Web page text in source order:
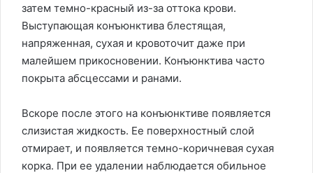
затем темно-красный из-за оттока крови.
Выступающая конъюнктива блестящая,
напряженная, сухая и кровоточит даже при
малейшем прикосновении. Конъюнктива часто
покрыта абсцессами и ранами.
Вскоре после этого на конъюнктиве появляется
слизистая жидкость. Ее поверхностный слой
отмирает, и появляется темно-коричневая сухая
корка. При ее удалении наблюдается обильное